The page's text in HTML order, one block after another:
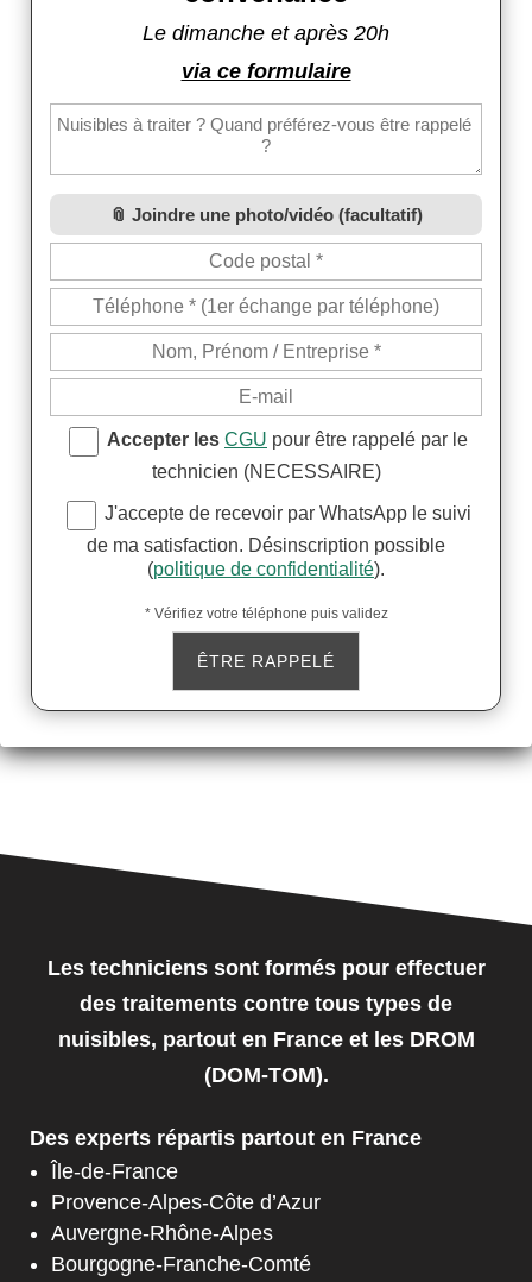
Le dimanche et après 20h
via ce formulaire
Joindre une photo/vidéo (facultatif)
Accepter les CGU pour être rappelé par le
technicien (NECESSAIRE)
J'accepte de recevoir par WhatsApp le suivi
de ma satisfaction. Désinscription possible
(politique de confidentialité).
* Vérifiez votre téléphone puis validez
Les techniciens sont formés pour effectuer
des traitements contre tous types de
nuisibles, partout en France et les DROM
(DOM-TOM).
Des experts répartis partout en France
Île-de-France
Provence-Alpes-Côte d’Azur
Auvergne-Rhône-Alpes
Bourgogne-Franche-Comté